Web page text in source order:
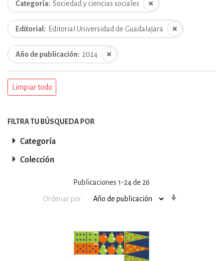
Publicaciones 1-24de 26
Ordenar por
Categoría Sociedad y ciencias sociales
Editorial Editorial Universidad de Guadalajara
Año de publicación 2024
Limpiar todo
FILTRA TU BÚSQUEDA POR
Categoría
Colección